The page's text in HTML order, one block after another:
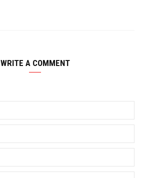
WRITE A COMMENT